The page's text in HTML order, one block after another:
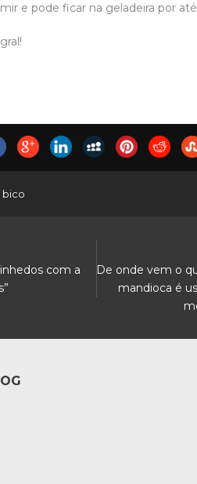
e pode ficar na geladeira por
bico
com a
De onde vem o
mandioca é